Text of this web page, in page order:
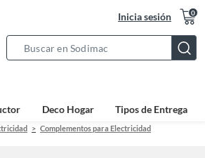
Inicia sesión 0
Bar
Deco Hogar Tipos de Entrega
Complementos para Electricidad